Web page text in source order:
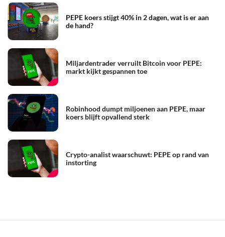
speculatieve investeerders.
PEPE koers stijgt 40% in 2 dagen, wat is er aan
de hand?
Miljardentrader verruilt Bitcoin voor PEPE:
markt kijkt gespannen toe
Robinhood dumpt miljoenen aan PEPE, maar
koers blijft opvallend sterk
Crypto-analist waarschuwt: PEPE op rand van
instorting